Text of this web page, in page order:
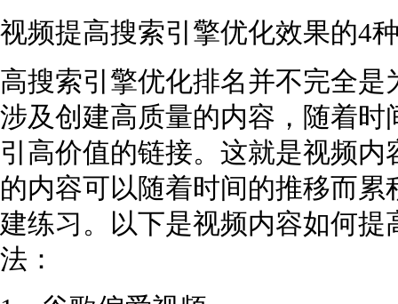
视频提高搜索引擎优化效果的4
高搜索引擎优化排名并不完全
涉及创建高质量的内容，随着
引高价值的链接。这就是视频
的内容可以随着时间的推移而
建练习。以下是视频内容如何
法：